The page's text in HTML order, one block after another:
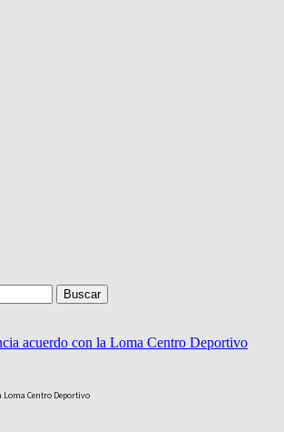
Buscar
acuerdo con la Loma Centro Deportivo
Loma Centro Deportivo